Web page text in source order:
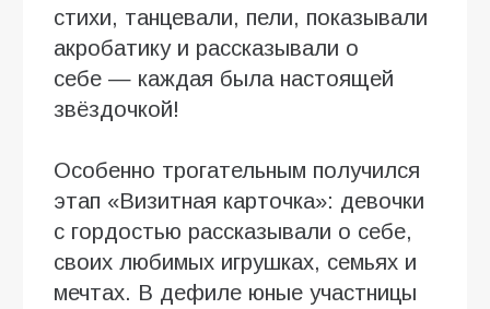
стихи, танцевали, пели, показывали
акробатику и рассказывали о
себе — каждая была настоящей
звёздочкой!
Особенно трогательным получился
этап «Визитная карточка»: девочки
с гордостью рассказывали о себе,
своих любимых игрушках, семьях и
мечтах. В дефиле юные участницы